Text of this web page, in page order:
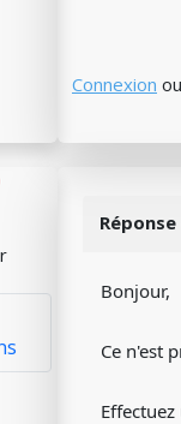
Connexion ou
Bonjour,
Ce n'est